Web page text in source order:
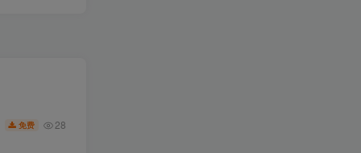
免费 28